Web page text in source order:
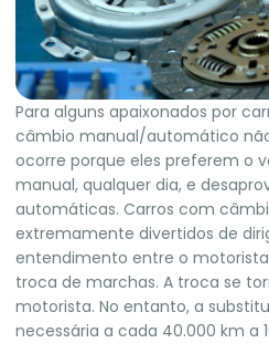
Para alguns apaixonados por
câmbio manual/automático
ocorre porque eles preferem o
manual, qualquer dia, e
automáticas. Carros com
extremamente divertidos de
entendimento entre o
troca de marchas. A troca se
motorista. No entanto, a
necessária a cada 40.000 km a